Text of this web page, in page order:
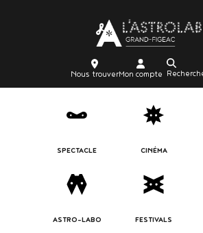
au
contenu
principal
Body
trouver
Nous trouvercompte
Mon compte
Recherche
SPECTACLE CINÉMA
ASTRO-LABO FESTIVALS